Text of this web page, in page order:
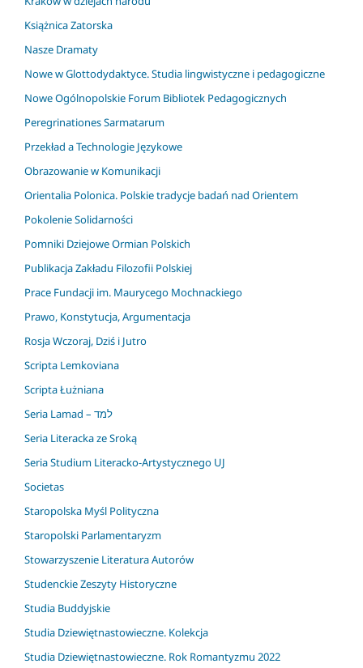
Książnica Zatorska
Nasze Dramaty
Nowe w Glottodydaktyce. Studia lingwistyczne i pedagogiczne
Nowe Ogólnopolskie Forum Bibliotek Pedagogicznych
Peregrinationes Sarmatarum
Przekład a Technologie Językowe
Obrazowanie w Komunikacji
Orientalia Polonica. Polskie tradycje badań nad Orientem
Pokolenie Solidarności
Pomniki Dziejowe Ormian Polskich
Publikacja Zakładu Filozofii Polskiej
Prace Fundacji im. Maurycego Mochnackiego
Prawo, Konstytucja, Argumentacja
Rosja Wczoraj, Dziś i Jutro
Scripta Lemkoviana
Scripta Łużniana
Seria Lamad – למד
Seria Literacka ze Sroką
Seria Studium Literacko-Artystycznego UJ
Societas
Staropolska Myśl Polityczna
Staropolski Parlamentaryzm
Stowarzyszenie Literatura Autorów
Studenckie Zeszyty Historyczne
Studia Buddyjskie
Studia Dziewiętnastowieczne. Kolekcja
Studia Dziewiętnastowieczne. Rok Romantyzmu 2022